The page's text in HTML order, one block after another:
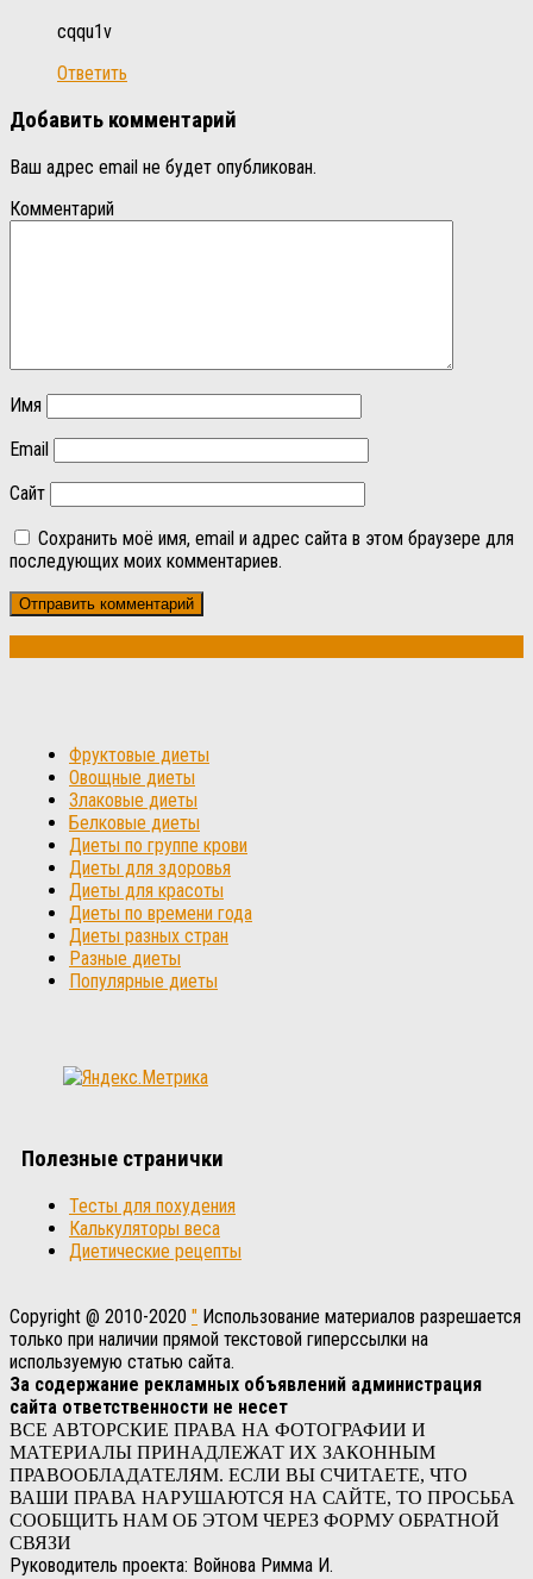
cqqu1v
Ответить
Добавить комментарий
Ваш адрес email не будет опубликован.
Комментарий
Имя
Email
Сайт
Сохранить моё имя, email и адрес сайта в этом браузере для
последующих моих комментариев.
Фруктовые диеты
Овощные диеты
Злаковые диеты
Белковые диеты
Диеты по группе крови
Диеты для здоровья
Диеты для красоты
Диеты по времени года
Диеты разных стран
Разные диеты
Популярные диеты
Полезные странички
Тесты для похудения
Калькуляторы веса
Диетические рецепты
Copyright @ 2010-2020 " Использование материалов разрешается
только при наличии прямой текстовой гиперссылки на
используемую статью сайта.
За содержание рекламных объявлений администрация
сайта ответственности не несет
ВСЕ АВТОРСКИЕ ПРАВА НА ФОТОГРАФИИ И
МАТЕРИАЛЫ ПРИНАДЛЕЖАТ ИХ ЗАКОННЫМ
ПРАВООБЛАДАТЕЛЯМ. ЕСЛИ ВЫ СЧИТАЕТЕ, ЧТО
ВАШИ ПРАВА НАРУШАЮТСЯ НА САЙТЕ, ТО ПРОСЬБА
СООБЩИТЬ НАМ ОБ ЭТОМ ЧЕРЕЗ ФОРМУ ОБРАТНОЙ
СВЯЗИ
Руководитель проекта: Войнова Римма И.